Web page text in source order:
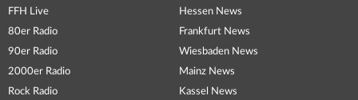
FFH Live
80er Radio
90er Radio
2000er Radio
Rock Radio
Hessen News
Frankfurt News
Wiesbaden News
Mainz News
Kassel News